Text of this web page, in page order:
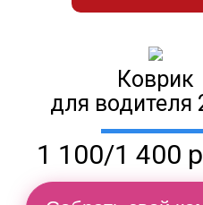
Коврик
для водителя
1 100/1 400